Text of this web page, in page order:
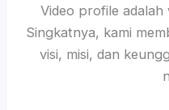
Video profile adalah
Singkatnya, kami
visi, misi, dan